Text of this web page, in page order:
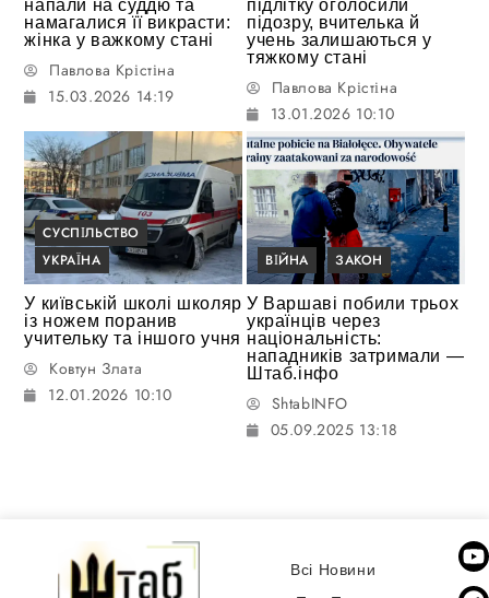
напали на суддю та
намагалися її викрасти:
жінка у важкому стані
Павлова Крістіна
15.03.2026 14:19
підлітку оголосили
підозру, вчителька й
учень залишаються у
тяжкому стані
Павлова Крістіна
13.01.2026 10:10
СУСПІЛЬСТВО
УКРАЇНА
У київській школі школяр
із ножем поранив
учительку та іншого учня
Ковтун Злата
12.01.2026 10:10
ВІЙНА ЗАКОН
У Варшаві побили трьох
українців через
національність:
нападників затримали —
Штаб.інфо
ShtabINFO
05.09.2025 13:18
Всі Новини